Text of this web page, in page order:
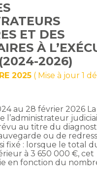
ET DES
À
2026)
2025 ( Mise à jour 1
au 28 février 2026 La
l’administrateur
au titre du
ou de
fixé : lorsque le total
à 3 650 000 €, cet
en fonction du